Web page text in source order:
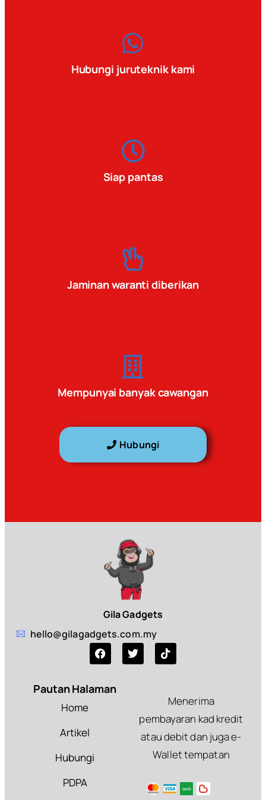
Hubungi juruteknik kami
Siap pantas
Jaminan waranti diberikan
Mempunyai banyak cawangan
Hubungi
Gila Gadgets
hello@gilagadgets.com.my
Pautan Halaman
Home
Artikel
Hubungi
PDPA
Menerima
pembayaran kad kredit
atau debit dan juga e-
Wallet tempatan